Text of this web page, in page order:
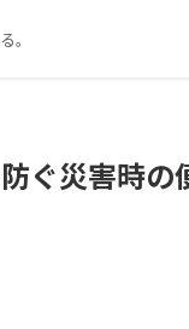
。
ぐ災害時の